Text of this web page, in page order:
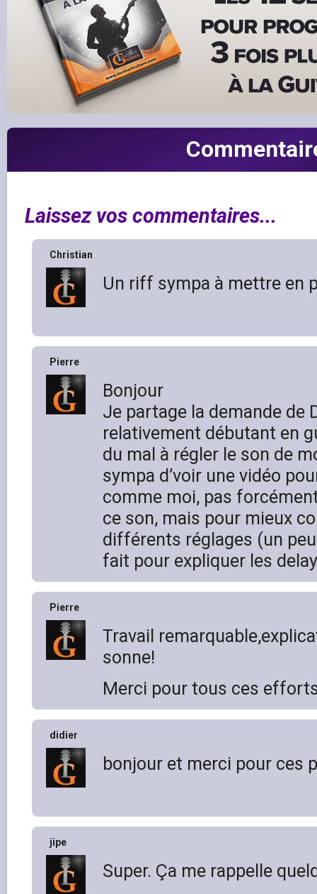
Laissez vos commentaires...
Christian
Un riff sympa à mettre en
Pierre
Bonjour
Je partage la demande de
relativement débutant en
du mal à régler le son de
sympa d’voir une vidéo
comme moi, pas
ce son, mais pour mieux
différents réglages (un
fait pour expliquer les
Pierre
Travail
sonne!
Merci pour tous ces
didier
bonjour et merci pour ces
jipe
Super. Ça me rappelle